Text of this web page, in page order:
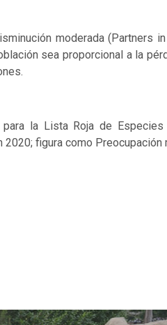
moderada (Partners
sea proporcional a la
la Lista Roja de
figura como Preocupación